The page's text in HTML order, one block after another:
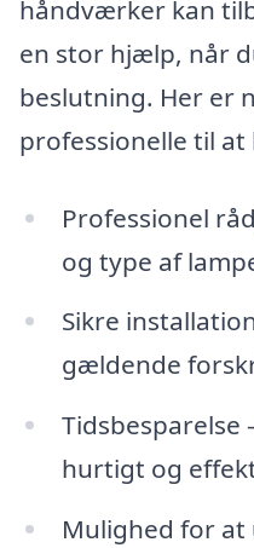
håndværker kan
en stor hjælp, når
beslutning. Her er
professionelle til
Professionel
og type af
Sikre
gældende
Tidsbesparelse
hurtigt og
Mulighed for at